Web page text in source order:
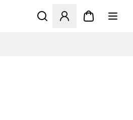
Åbner en Modal til at